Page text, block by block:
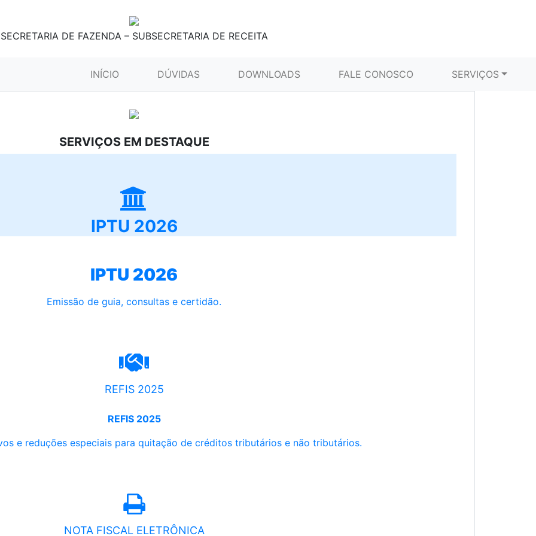
SECRETARIA DE FAZENDA – SUBSECRETARIA DE RECEITA
INÍCIO (CURRENT)DÚVIDAS DOWNLOADS FALE CONOSCO SERVIÇOS
SERVIÇOS EM DESTAQUE
IPTU 2026
IPTU 2026
Emissão de guia, consultas e certidão.
REFIS 2025
REFIS 2025
e reduções especiais para quitação de créditos tributários e não tributários.
NOTA FISCAL ELETRÔNICA